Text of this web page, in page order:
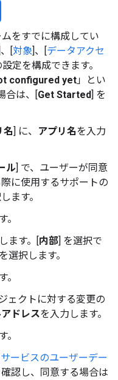
をすでに構成してい
[対象]、[データアクセ
定を構成できます。
configured yet 」とい
合は、[Get Started] を
名] に、 アプリ名を入力
ル] で、ユーザーが同意
に使用するサポートの
ます。
。
ます。[内部] を選択で
選択します。
。
ェクトに対する変更の
ドレスを入力します。
。
ービスのユーザーデー
認し、同意する場合は